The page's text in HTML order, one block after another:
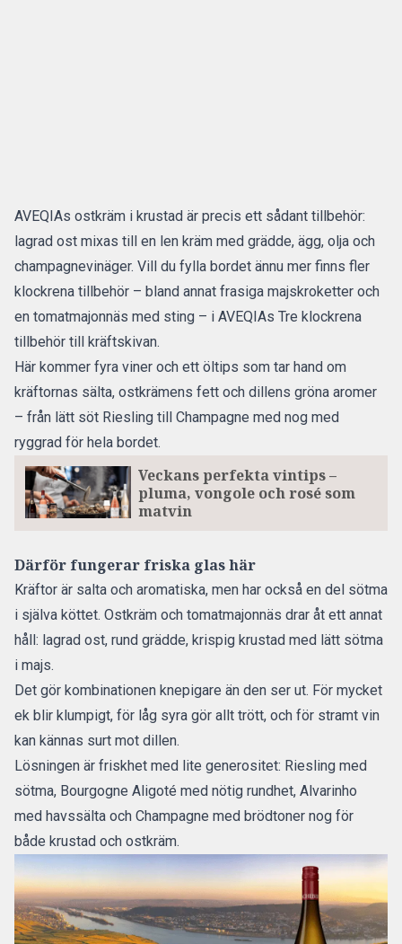
AVEQIAs ostkräm i krustad är precis ett sådant tillbehör:
lagrad ost mixas till en len kräm med grädde, ägg, olja och
champagnevinäger. Vill du fylla bordet ännu mer finns fler
klockrena tillbehör – bland annat frasiga majskroketter och
en tomatmajonnäs med sting – i AVEQIAs Tre klockrena
tillbehör till kräftskivan.
Här kommer fyra viner och ett öltips som tar hand om
kräftornas sälta, ostkrämens fett och dillens gröna aromer
– från lätt söt Riesling till Champagne med nog med
ryggrad för hela bordet.
Veckans perfekta vintips –
pluma, vongole och rosé som
matvin
Därför fungerar friska glas här
Kräftor är salta och aromatiska, men har också en del sötma
i själva köttet. Ostkräm och tomatmajonnäs drar åt ett annat
håll: lagrad ost, rund grädde, krispig krustad med lätt sötma
i majs.
Det gör kombinationen knepigare än den ser ut. För mycket
ek blir klumpigt, för låg syra gör allt trött, och för stramt vin
kan kännas surt mot dillen.
Lösningen är friskhet med lite generositet: Riesling med
sötma, Bourgogne Aligoté med nötig rundhet, Alvarinho
med havssälta och Champagne med brödtoner nog för
både krustad och ostkräm.